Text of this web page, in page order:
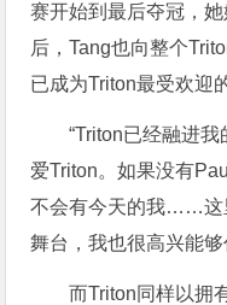
赛开始到最后夺冠，
后，Tang也向整个
已成为Triton最受欢迎
“Triton已经融进我
爱Triton。如果没有
不会有今天的我……这
舞台，我也很高兴能
而Triton同样以拥